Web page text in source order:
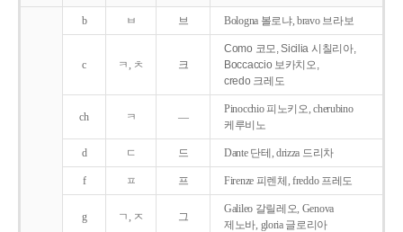
b ㅂ 브 Bologna 볼로냐, bravo 브라보
c ㅋ, ㅊ 크
Como 코모, Sicilia 시칠리아,
Boccaccio 보카치오,
credo 크레도
ch ㅋ ―
Pinocchio 피노키오, cherubino
케루비노
d ㄷ 드 Dante 단테, drizza 드리차
f ㅍ 프 Firenze 피렌체, freddo 프레도
g ㄱ, ㅈ 그
Galileo 갈릴레오, Genova
제노바, gloria 글로리아